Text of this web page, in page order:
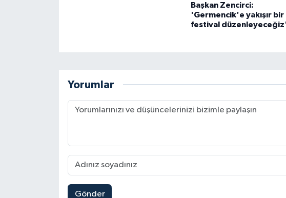
Başkan Zencirci:
'Germencik'e yakışır bir
festival
Yorumlar
Gönder